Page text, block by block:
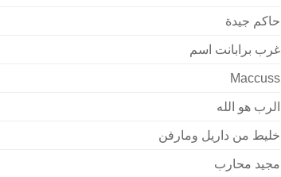
حاكم جيدة
غرب برابانت اسم
Maccuss
الرب هو الله
خليط من داريل ومارفن
مجيد محارب